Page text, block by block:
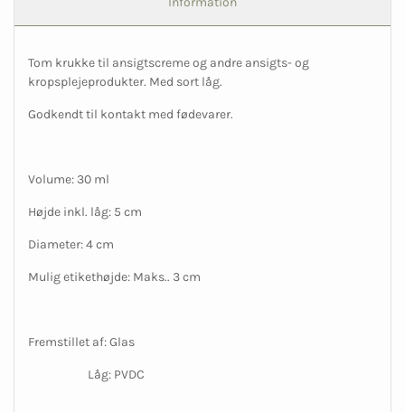
Tom krukke til ansigtscreme og andre ansigts- og
kropsplejeprodukter. Med sort låg.
Godkendt til kontakt med fødevarer.
Volume: 30 ml
Højde inkl. låg: 5 cm
Diameter: 4 cm
Mulig etikethøjde: Maks.. 3 cm
Fremstillet af: Glas
Låg: PVDC